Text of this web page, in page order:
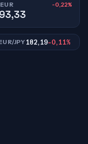
-0,22%
JPY182,19-0,11%